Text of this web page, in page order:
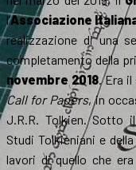
l’Associazione
realizzazione di una
completamento della
novembre 2018. Era il
Call for Papers, in
J.R.R. Tolkien. Sotto
Studi Tolkieniani e
lavori di quello che